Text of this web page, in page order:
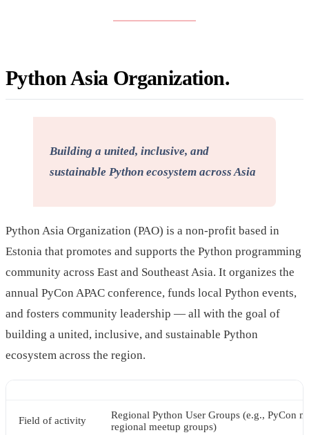
Python Asia Organization
Building a united, inclusive, and
sustainable Python ecosystem across Asia
Python Asia Organization (PAO) is a non-profit based in
Estonia that promotes and supports the Python programming
community across East and Southeast Asia. It organizes the
annual PyCon APAC conference, funds local Python events,
and fosters community leadership — all with the goal of
building a united, inclusive, and sustainable Python
ecosystem across the region.
Field of activity
Regional Python User Groups (e.g., PyCon
regional meetup groups)